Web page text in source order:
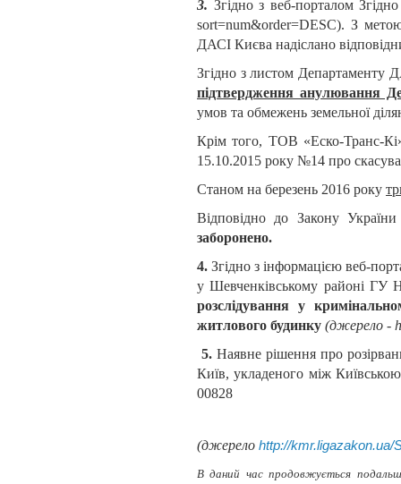
3. Згідно з веб-порталом
sort=num&order=DESC). З метою
ДАСІ Києва надіслано
Згідно з листом
підтвердження анулювання
умов та обмежень земельної
Крім того, ТОВ «Еско-Транс-
15.10.2015 року №14 про
Станом на березень 2016 року
Відповідно до Закону
заборонено.
4.Згідно з інформацією веб-
у Шевченківському районі ГУ
розслідування у
житлового будинку (джерело -
5. Наявне рішення про
Київ, укладеного між
00828
(джерело http://kmr.ligazakon.ua/
В даний час продовжується